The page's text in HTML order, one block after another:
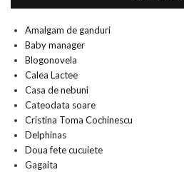
Amalgam de ganduri
Baby manager
Blogonovela
Calea Lactee
Casa de nebuni
Cateodata soare
Cristina Toma Cochinescu
Delphinas
Doua fete cucuiete
Gagaita